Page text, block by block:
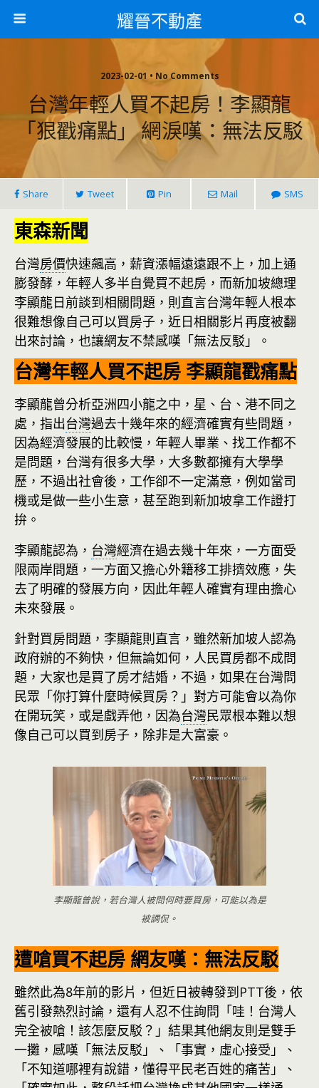
耀晉不動產
2023-02-01 • No Comments
台灣年輕人買不起房！李顯龍
「狠戳痛點」 網淚嘆：無法反駁
Share Tweet Pin Mail SMS
東森新聞
台灣房價快速飆高，薪資漲幅遠遠跟不上，加上通
膨發酵，年輕人多半自覺買不起房，而新加坡總理
李顯龍日前談到相關問題，則直言台灣年輕人根本
很難想像自己可以買房子，近日相關影片再度被翻
出來討論，也讓網友不禁感嘆「無法反駁」。
台灣年輕人買不起房 李顯龍戳痛點
李顯龍曾分析亞洲四小龍之中，星、台、港不同之
處，指出台灣過去十幾年來的經濟確實有些問題，
因為經濟發展的比較慢，年輕人畢業、找工作都不
是問題，台灣有很多大學，大多數都擁有大學學
歷，不過出社會後，工作卻不一定滿意，例如當司
機或是做一些小生意，甚至跑到新加坡拿工作證打
拚。
李顯龍認為， 台灣經濟在過去幾十年來，一方面受
限兩岸問題，一方面又擔心外籍移工排擠效應，失
去了明確的發展方向，因此年輕人確實有理由擔心
未來發展。
針對買房問題，李顯龍則直言，雖然新加坡人認為
政府辦的不夠快，但無論如何，人民買房都不成問
題，大家也是買了房才結婚，不過，如果在台灣問
民眾「你打算什麼時候買房？」對方可能會以為你
在開玩笑，或是戲弄他，因為台灣民眾根本難以想
像自己可以買到房子，除非是大富豪。
李顯龍曾說，若台灣人被問何時要買房，可能以為是
被調侃。
遭嗆買不起房 網友嘆：無法反駁
雖然此為8年前的影片，但近日被轉發到PTT後，依
舊引發熱烈討論 ，還有人忍不住詢問「哇！台灣人
完全被嗆！該怎麼反駁？」結果其他網友則是雙手
一攤，感嘆「無法反駁」、「事實，虛心接受」、
「不知道哪裡有說錯，懂得平民老百姓的痛苦」、